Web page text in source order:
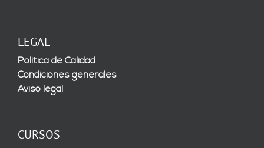
LEGAL
Política de Calidad
Condiciones generales
Aviso legal
CURSOS